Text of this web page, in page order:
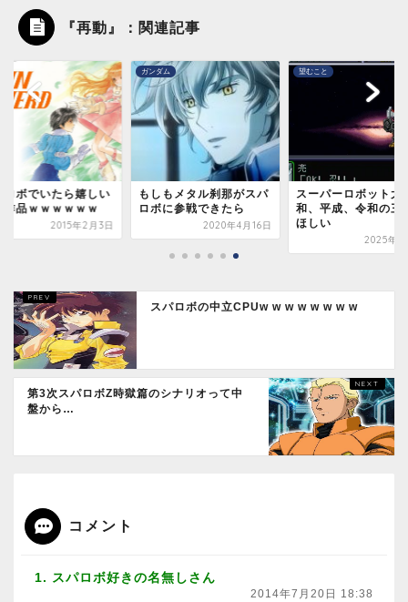
『再動』：関連記事
もメタル刹那がスパ
に参戦できたら
2020年4月16日
望むこと
スーパーロボット大戦昭
和、平成、令和の三部作
2025年2月5日
参戦
スパロボに出てない
アニメってどれくら
るの？
2017年5
スパロボの中立CPUw w w w w w w w
第3次スパロボZ時獄篇のシナリオって中
盤から…
コメント
1. スパロボ好きの名無しさん
2014年7月20日 18:38